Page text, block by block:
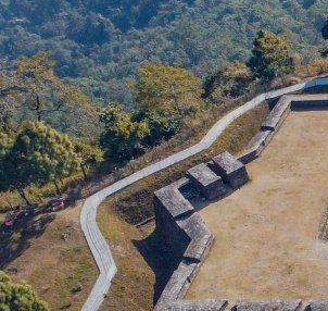
मकवानपुरगढी
२०८०-
ऐतिहासिकमनकामना
सहिद रुद्रबहादुर